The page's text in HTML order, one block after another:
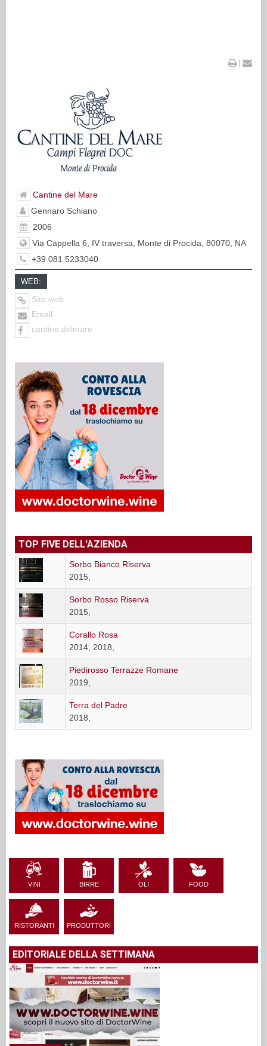
|
Cantine del Mare
Gennaro Schiano
2006
Via Cappella 6, IV traversa, Monte di Procida, 80070, NA
+39 081 5233040
WEB:
Sito web
Email
cantine.delmare
TOP FIVE DELL'AZIENDA
Sorbo Bianco Riserva
2015,
Sorbo Rosso Riserva
2015,
Corallo Rosa
2014, 2018,
Piedirosso Terrazze Romane
2019,
Terra del Padre
2018,
VINI BIRRE OLI FOOD
RISTORANTI PRODUTTORI
EDITORIALE DELLA SETTIMANA